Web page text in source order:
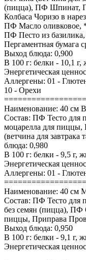
(пицца), ПФ Шпинат,
Колбаса Чоризо в
ПФ Масло
ПФ Песто из
Пергаментная бумага
Выход блюда: 0,900
В 100 г: белки - 10,1 г,
Энергетическая
Аллергены: 01 -
10 - Орехи
Наименование: 40 см
Состав: ПФ Тесто
моцарелла для
(ветчина для
блюда: 0,980
В 100 г: белки - 9,5 г,
Энергетическая
Аллергены: 01 -
Наименование: 40 см
Состав: ПФ Тесто
без семян (пицца),
пиццы, Приправа
Выход блюда: 0,950
В 100 г: белки - 9,1 г,
Энергетическая